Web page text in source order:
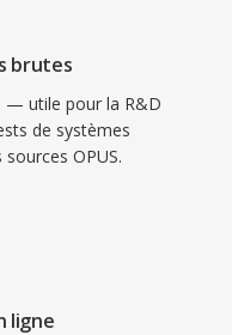
brutes
— utile pour la R&D
de systèmes
OPUS.
ligne